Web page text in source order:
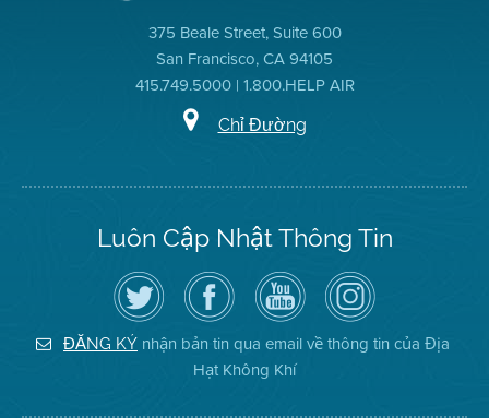
375 Beale Street, Suite 600
San Francisco, CA 94105
415.749.5000 | 1.800.HELP AIR
Chỉ Đường
Luôn Cập Nhật Thông Tin
Hãy
theo
dõi
Địa
Hạt
Không
Truy
cập
Trang
Facebook
của
Địa
Hạt
Kênh
YouTube
của
Địa
Hạt
Không
Khí
Air
District
on
Instagram
ĐĂNG KÝ nhận bản tin qua email về thông tin của Địa
Hạt Không Khí